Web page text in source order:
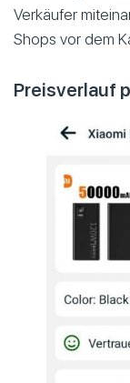
Verkäufer
Shops vor dem
Preisverlauf